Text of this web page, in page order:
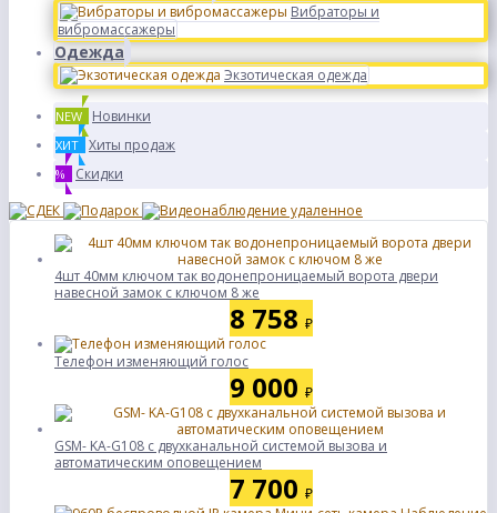
Вибраторы и
вибромассажеры
Одежда
Экзотическая одежда
NEW Новинки
ХИТ Хиты продаж
% Скидки
4шт 40мм ключом так водонепроницаемый ворота двери
навесной замок с ключом 8 же
8 758 ₽
Телефон изменяющий голос
9 000 ₽
GSM- KA-G108 с двухканальной системой вызова и
автоматическим оповещением
7 700 ₽